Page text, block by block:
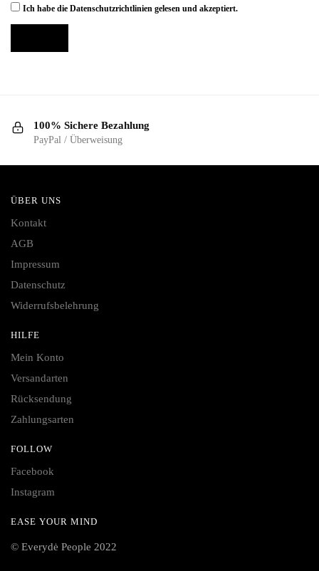
Ich habe die Datenschutzrichtlinien gelesen und akzeptiert.
100% Sichere Bezahlung
PayPal / Überweisung
ÜBER UNS
Kontakt
AGB
Impressum
Datenschutz
Widerrufsbelehrung
HILFE
Mein Konto
Versandarten
Rücksendung
Zahlungsarten
FOLLOW
Facebook
Instagram
EASE YOUR MIND
© Everydė People 2022